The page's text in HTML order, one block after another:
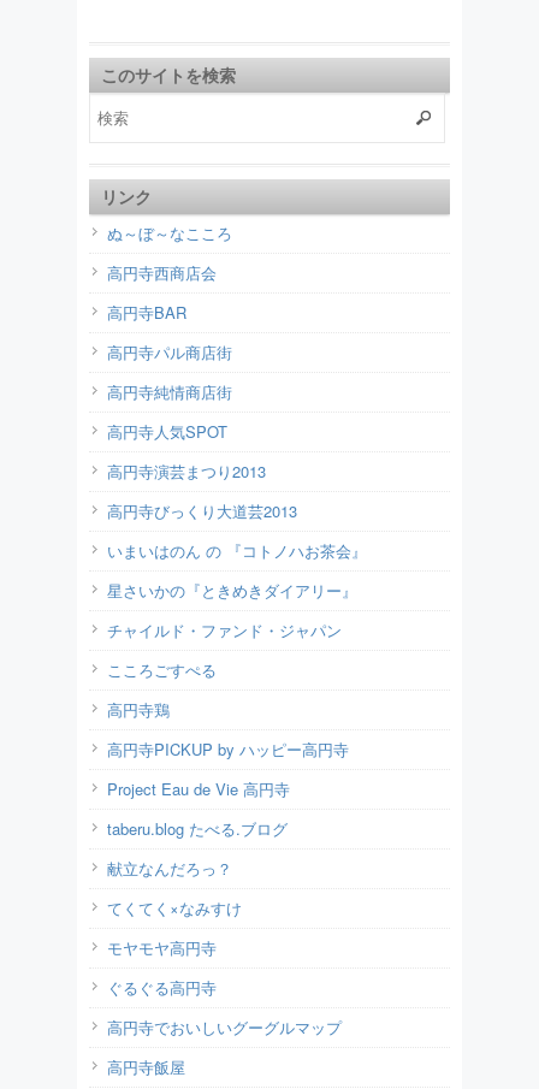
このサイトを検索
リンク
ぬ～ぼ～なこころ
高円寺西商店会
高円寺BAR
高円寺パル商店街
高円寺純情商店街
高円寺人気SPOT
高円寺演芸まつり2013
高円寺びっくり大道芸2013
いまいはのん の 『コトノハお茶会』
星さいかの『ときめきダイアリー』
チャイルド・ファンド・ジャパン
こころごすぺる
高円寺鶏
高円寺PICKUP by ハッピー高円寺
Project Eau de Vie 高円寺
taberu.blog たべる.ブログ
献立なんだろっ？
てくてく×なみすけ
モヤモヤ高円寺
ぐるぐる高円寺
高円寺でおいしいグーグルマップ
高円寺飯屋